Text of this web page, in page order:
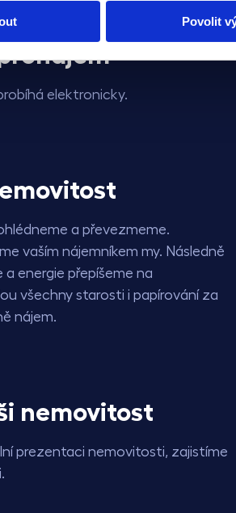
Povolit
elektronicky.
a převezmeme.
vaším nájemníkem my. Následně
energie přepíšeme na
všechny starosti i papírování za
nájem.
nemovitost
prezentaci nemovitosti, zajistíme